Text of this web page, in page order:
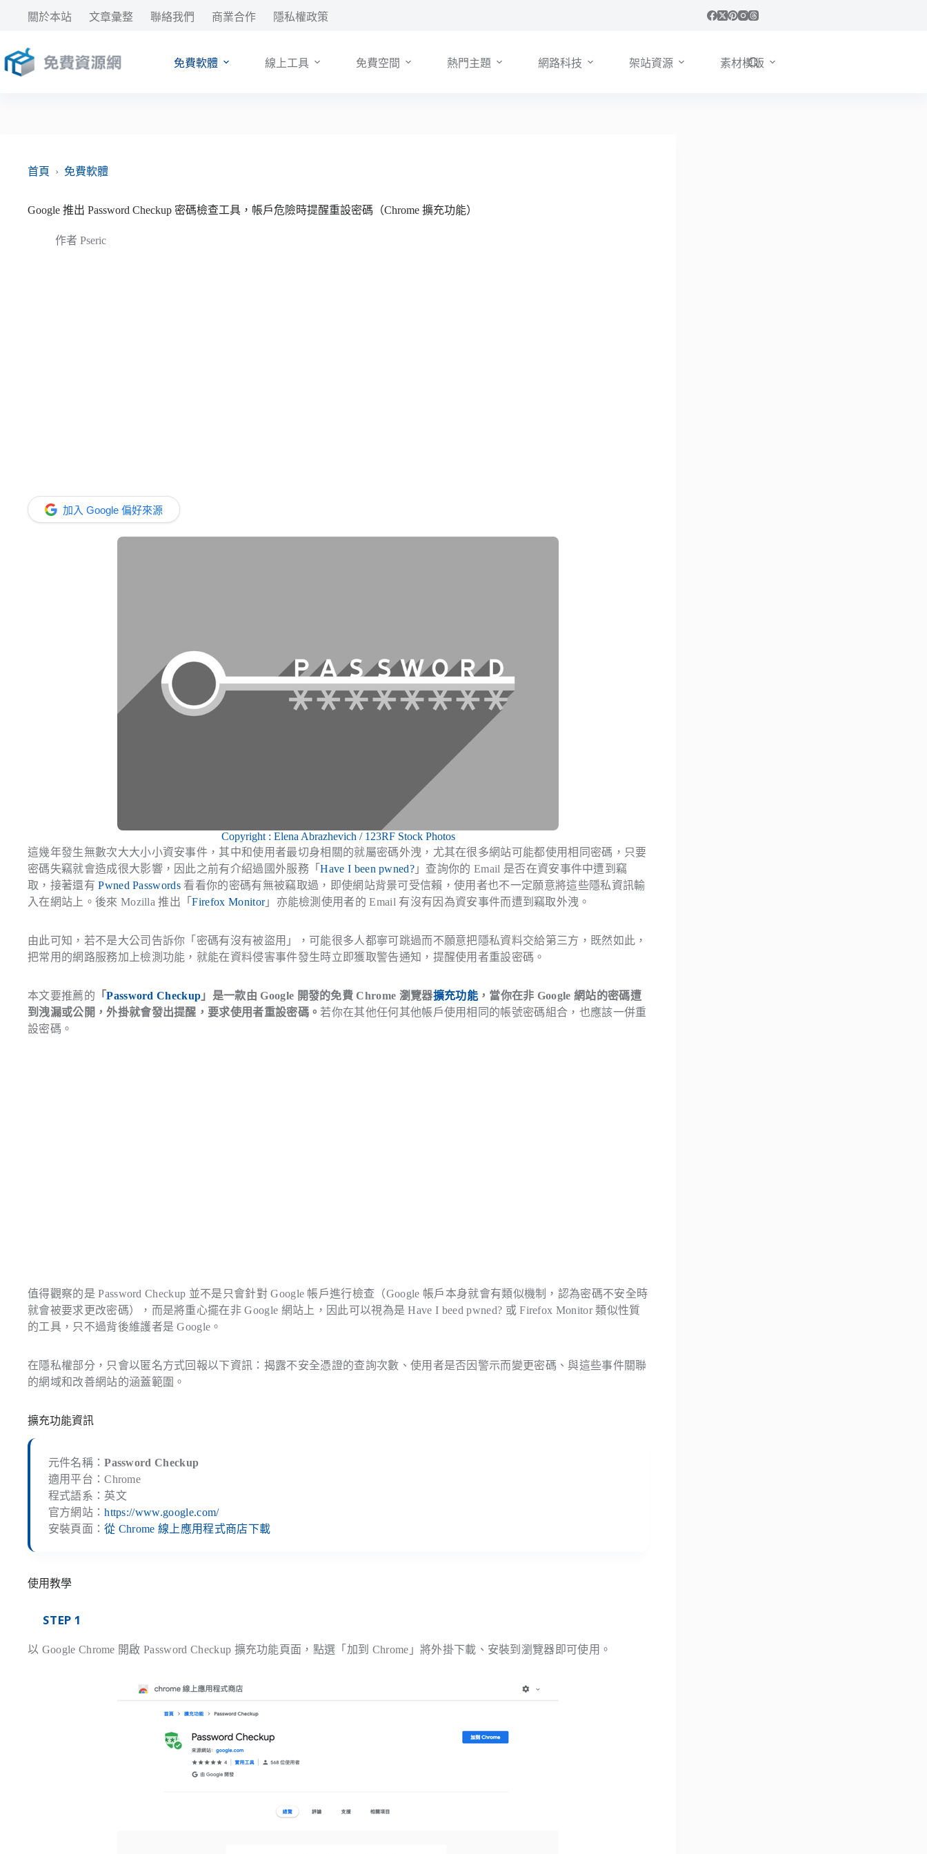
要
內
關於本站 文章彙整 聯絡我們 商業合作 隱私權政策
免費軟體 線上工具 免費空間 熱門主題 網路科技 架站資源 素材模版
首頁 › 免費軟體
Google 推出 Password Checkup 密碼檢查工具，帳戶危險時提醒重設密碼（Chrome 擴充功能）
作者 Pseric
加入 Google 偏好來源
Copyright : Elena Abrazhevich / 123RF Stock Photos
這幾年發生無數次大大小小資安事件，其中和使用者最切身相關的就屬密碼外洩，尤其在很多網站可能都使用相同密碼，只要
密碼失竊就會造成很大影響，因此之前有介紹過國外服務「Have I been pwned? 」查詢你的 Email 是否在資安事件中遭到竊
取，接著還有Pwned Passwords 看看你的密碼有無被竊取過，即使網站背景可受信賴，使用者也不一定願意將這些隱私資訊輸
入在網站上。後來 Mozilla 推出「Firefox Monitor」亦能檢測使用者的 Email 有沒有因為資安事件而遭到竊取外洩。
由此可知，若不是大公司告訴你「密碼有沒有被盜用」，可能很多人都寧可跳過而不願意把隱私資料交給第三方，既然如此，
把常用的網路服務加上檢測功能，就能在資料侵害事件發生時立即獲取警告通知，提醒使用者重設密碼。
本文要推薦的 「Password Checkup 」是一款由 Google 開發的免費 Chrome 瀏覽器擴充功能，當你在非 Google 網站的密碼遭
到洩漏或公開，外掛就會發出提醒，要求使用者重設密碼。若你在其他任何其他帳戶使用相同的帳號密碼組合，也應該一併重
設密碼。
值得觀察的是 Password Checkup 並不是只會針對 Google 帳戶進行檢查（Google 帳戶本身就會有類似機制，認為密碼不安全時
就會被要求更改密碼），而是將重心擺在非 Google 網站上，因此可以視為是 Have I beed pwned? 或 Firefox Monitor 類似性質
的工具，只不過背後維護者是 Google。
在隱私權部分，只會以匿名方式回報以下資訊：揭露不安全憑證的查詢次數、使用者是否因警示而變更密碼、與這些事件關聯
的網域和改善網站的涵蓋範圍。
擴充功能資訊
元件名稱：Password Checkup
適用平台：Chrome
程式語系：英文
官方網站：https://www.google.com/
安裝頁面：從 Chrome 線上應用程式商店下載
使用教學
STEP 1
以 Google Chrome 開啟 Password Checkup 擴充功能頁面，點選「加到 Chrome」將外掛下載、安裝到瀏覽器即可使用。